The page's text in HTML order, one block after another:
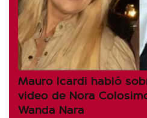
Mauro Icardi habló
video de Nora
Wanda Nara